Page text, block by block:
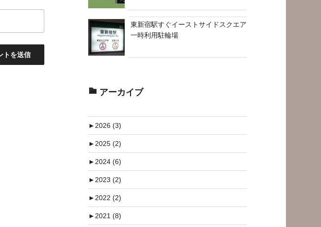
東新宿駅すぐイーストサイドスクエア
一時利用駐輪場
アーカイブ
►2026 (3)
►2025 (2)
►2024 (6)
►2023 (2)
►2022 (2)
►2021 (8)